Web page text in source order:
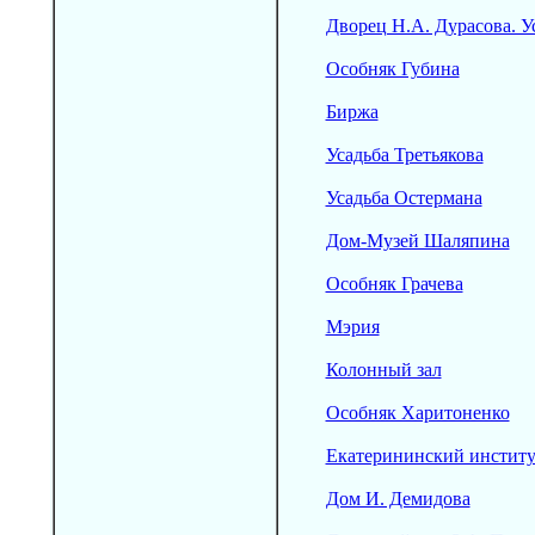
Дворец Н.А. Дурасова.
Особняк Губина
Биржа
Усадьба Третьякова
Усадьба Остермана
Дом-Музей Шаляпина
Особняк Грачева
Мэрия
Колонный зал
Особняк Харитоненко
Екатерининский
Дом И. Демидова